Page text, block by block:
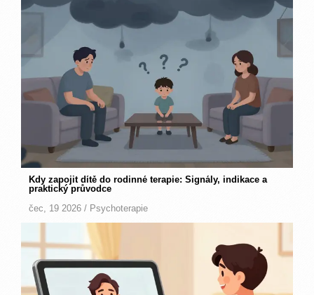
Kdy zapojit dítě do rodinné terapie: Signály, indikace a
praktický průvodce
čec, 19 2026 / Psychoterapie